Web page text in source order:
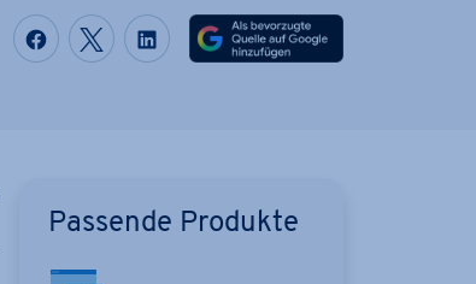
Auf Facebook teilen
Auf Twitter teilen
Auf LinkedIn teilen
Passende Produkte